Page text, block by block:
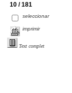
10 / 181
seleccionar
imprimir
Text complet